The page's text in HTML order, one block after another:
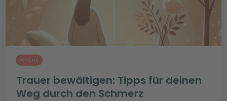
PSYCHE
Trauer bewältigen: Tipps für deinen
Weg durch den Schmerz